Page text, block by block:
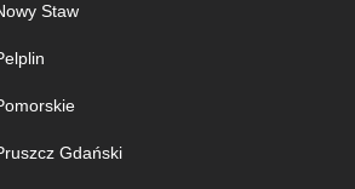
Staw
Gdański